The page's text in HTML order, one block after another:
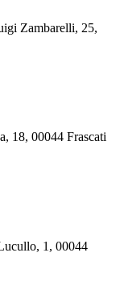
Zambarelli, 25,
18, 00044 Frascati
1, 00044